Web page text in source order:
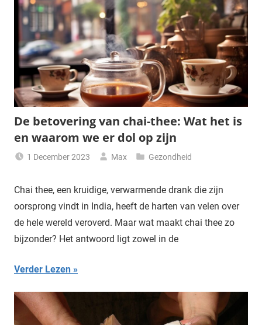
De betovering van chai-thee: Wat het is
en waarom we er dol op zijn
1 December 2023 Max Gezondheid
Chai thee, een kruidige, verwarmende drank die zijn
oorsprong vindt in India, heeft de harten van velen over
de hele wereld veroverd. Maar wat maakt chai thee zo
bijzonder? Het antwoord ligt zowel in de
Verder Lezen